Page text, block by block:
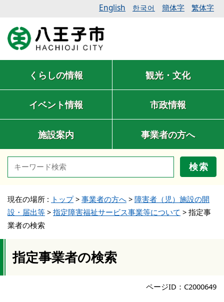
English 한국어 簡体字 繁体字
くらしの情報 観光・文化
イベント情報 市政情報
施設案内 事業者の方へ
検索
現在の場所 : トップ> 事業者の方へ > 障害者（児）施設の開
設・届出等 > 指定障害福祉サービス事業等について > 指定事
業者の検索
指定事業者の検索
ページID：C2000649